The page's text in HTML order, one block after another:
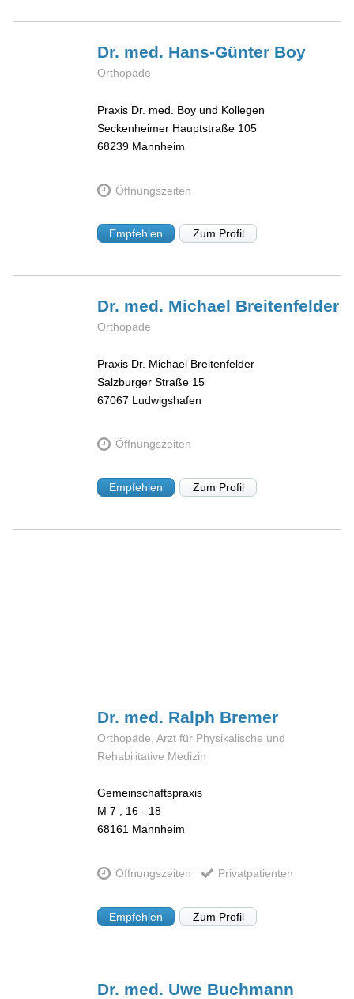
Dr. med. Hans-Günter Boy
Orthopäde
Praxis Dr. med. Boy und Kollegen
Seckenheimer Hauptstraße 105
68239 Mannheim
Öffnungszeiten
Empfehlen Zum Profil
Dr. med. Michael Breitenfelder
Orthopäde
Praxis Dr. Michael Breitenfelder
Salzburger Straße 15
67067 Ludwigshafen
Öffnungszeiten
Empfehlen Zum Profil
Dr. med. Ralph Bremer
Orthopäde, Arzt für Physikalische und
Rehabilitative Medizin
Gemeinschaftspraxis
M 7 , 16 - 18
68161 Mannheim
Öffnungszeiten Privatpatienten
Empfehlen Zum Profil
Dr. med. Uwe Buchmann